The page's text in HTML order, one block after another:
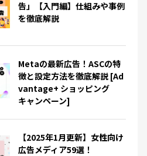
告」【入門編】仕組みや事例
を徹底解説
Metaの最新広告！ASCの特
徴と設定方法を徹底解説 [Ad
vantage+ ショッピング
キャンペーン]
【2025年1月更新】女性向け
広告メディア59選！